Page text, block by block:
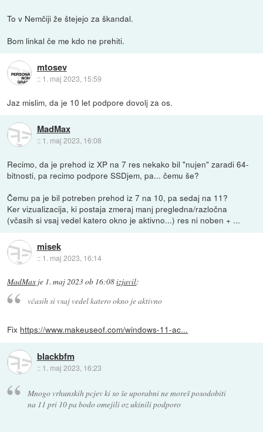
To v Nemčiji že štejejo za škandal.
Bom linkal če me kdo ne prehiti.
mtosev
:: 1. maj 2023, 15:59
Jaz mislim, da je 10 let podpore dovolj za os.
MadMax
:: 1. maj 2023, 16:08
Recimo, da je prehod iz XP na 7 res nekako bil "nujen" zaradi 64-
bitnosti, pa recimo podpore SSDjem, pa... čemu še?
Čemu pa je bil potreben prehod iz 7 na 10, pa sedaj na 11?
Ker vizualizacija, ki postaja zmeraj manj pregledna/razločna
(včasih si vsaj vedel katero okno je aktivno...) res ni noben + ...
misek
:: 1. maj 2023, 16:14
MadMax je 1. maj 2023 ob 16:08izjavil:
včasih si vsaj vedel katero okno je aktivno
Fix https://www.makeuseof.com/windows-11-ac...
blackbfm
:: 1. maj 2023, 16:23
Mnogo vrhunskih pcjev ki so še uporabni ne moreš posodobiti
na 11 pri 10 pa bodo omejili oz ukinili podporo